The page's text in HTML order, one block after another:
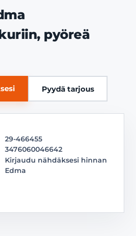
pyöreä
Pyydä tarjous
29-466455
3476060046642
Kirjaudu nähdäksesi hinnan
Edma